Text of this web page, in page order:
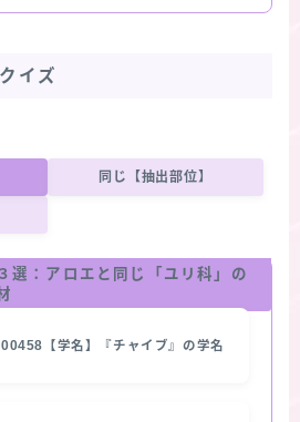
イズ
同じ【抽出部位】
選：アロエと同じ「ユリ科」の
00458【学名】『チャイブ』の学名